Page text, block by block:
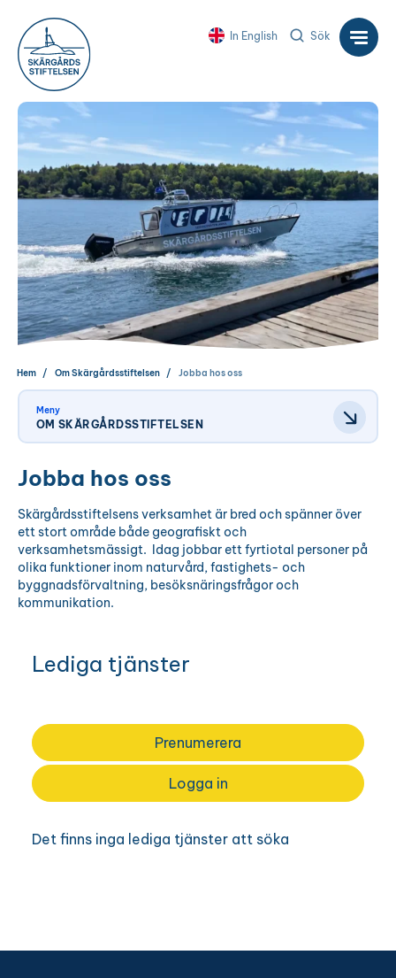
In English Sök
Hem Om Skärgårdsstiftelsen Jobba hos oss
Meny
OM SKÄRGÅRDSSTIFTELSEN
Jobba hos oss
Skärgårdsstiftelsens verksamhet är bred och spänner över
ett stort område både geografiskt och
verksamhetsmässigt. Idag jobbar ett fyrtiotal personer på
olika funktioner inom naturvård, fastighets- och
byggnadsförvaltning, besöksnäringsfrågor och
kommunikation.